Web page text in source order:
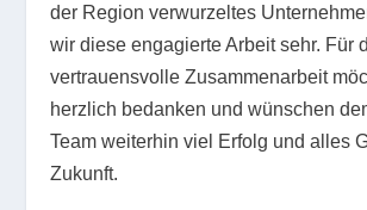
der Region verwurzeltes
wir diese engagierte Arbeit sehr. Für
vertrauensvolle Zusammenarbeit
herzlich bedanken und wünschen
Team weiterhin viel Erfolg und alles
Zukunft.